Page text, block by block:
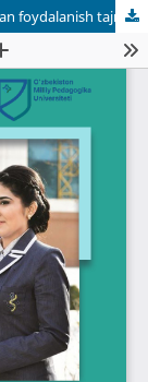
foydalanish tajribasi